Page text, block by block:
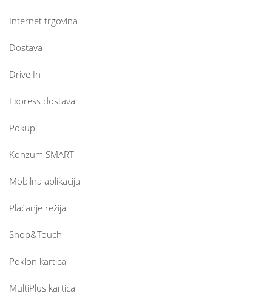
Internet trgovina
Dostava
Drive In
Express dostava
Pokupi
Konzum SMART
Mobilna aplikacija
Plaćanje režija
Shop&Touch
Poklon kartica
MultiPlus kartica